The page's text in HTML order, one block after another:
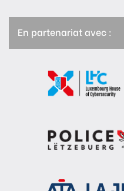
En partenariat avec :